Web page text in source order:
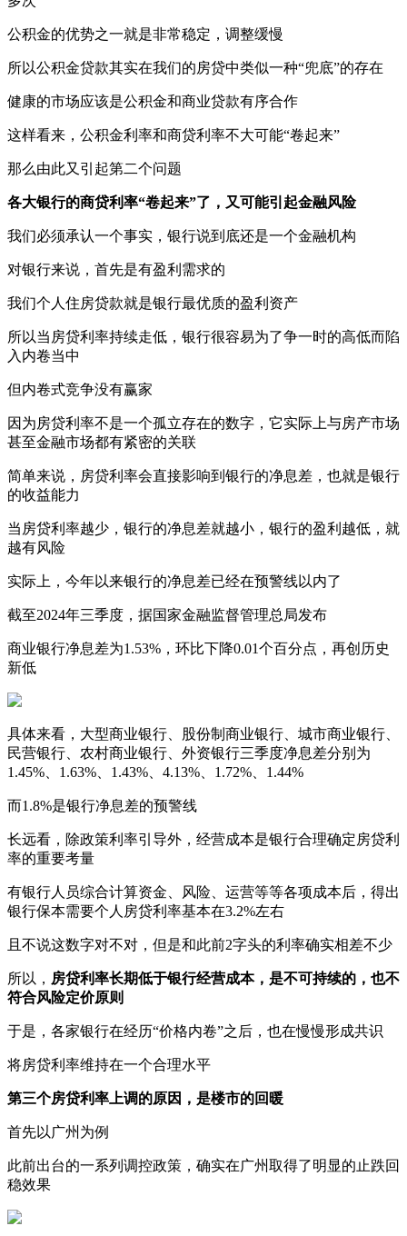
公积金的优势之一就是非常稳定，调整缓慢
所以公积金贷款其实在我们的房贷中类似一种“兜底”的存在
健康的市场应该是公积金和商业贷款有序合作
这样看来，公积金利率和商贷利率不大可能“卷起来”
那么由此又引起第二个问题
各大银行的商贷利率“卷起来”了，又可能引起金融风险
我们必须承认一个事实，银行说到底还是一个金融机构
对银行来说，首先是有盈利需求的
我们个人住房贷款就是银行最优质的盈利资产
所以当房贷利率持续走低，银行很容易为了争一时的高低而陷
入内卷当中
但内卷式竞争没有赢家
因为房贷利率不是一个孤立存在的数字，它实际上与房产市场
甚至金融市场都有紧密的关联
简单来说，房贷利率会直接影响到银行的净息差，也就是银行
的收益能力
当房贷利率越少，银行的净息差就越小，银行的盈利越低，就
越有风险
实际上，今年以来银行的净息差已经在预警线以内了
截至2024年三季度，据国家金融监督管理总局发布
商业银行净息差为1.53%，环比下降0.01个百分点，再创历史
新低
具体来看，大型商业银行、股份制商业银行、城市商业银行、
民营银行、农村商业银行、外资银行三季度净息差分别为
1.45%、1.63%、1.43%、4.13%、1.72%、1.44%
而1.8%是银行净息差的预警线
长远看，除政策利率引导外，经营成本是银行合理确定房贷利
率的重要考量
有银行人员综合计算资金、风险、运营等等各项成本后，得出
银行保本需要个人房贷利率基本在3.2%左右
且不说这数字对不对，但是和此前2字头的利率确实相差不少
所以， 房贷利率长期低于银行经营成本，是不可持续的，也不
符合风险定价原则
于是，各家银行在经历“价格内卷”之后，也在慢慢形成共识
将房贷利率维持在一个合理水平
第三个房贷利率上调的原因，是楼市的回暖
首先以广州为例
此前出台的一系列调控政策，确实在广州取得了明显的止跌回
稳效果